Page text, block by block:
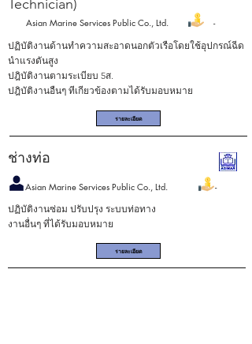
Technician)
Asian Marine Services Public Co., Ltd. -
ปฏิบัติงานด้านทําความสะอาดนอกตัวเรือโดยใช้อุปกรณ์ฉีด
นําแรงดันสูง
ปฎิบัติงานตามระเบียบ 5ส.
ปฎิบัติงานอืนๆ ทีเกียวข้องตามได้รับมอบหมาย
รายละเอียด
ช่างท่อ
Asian Marine Services Public Co., Ltd. -
ปฏิบัติงานซ่อม ปรับปรุง ระบบท่อทาง
งานอื่นๆ ที่ได้รับมอบหมาย
รายละเอียด